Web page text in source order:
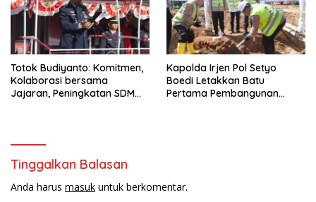
Totok Budiyanto: Komitmen,
Kolaborasi bersama
Jajaran, Peningkatan SDM
Kapolda Irjen Pol Setyo
Boedi Letakkan Batu
Pertama Pembangunan
Tinggalkan Balasan
Anda harus masuk untuk berkomentar.